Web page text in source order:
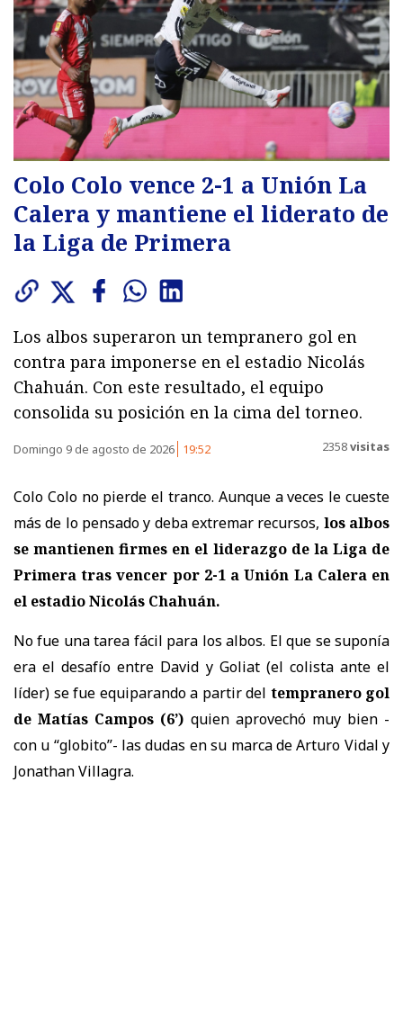
Colo Colo vence 2-1 a Unión La
Calera y mantiene el liderato de
la Liga de Primera
Los albos superaron un tempranero gol en
contra para imponerse en el estadio Nicolás
Chahuán. Con este resultado, el equipo
consolida su posición en la cima del torneo.
Domingo 9 de agosto de 2026 19:52 2358visitas
Colo Colo no pierde el tranco. Aunque a veces le cueste
más de lo pensado y deba extremar recursos, los albos
se mantienen firmes en el liderazgo de la Liga de
Primera tras vencer por 2-1 a Unión La Calera en
el estadio Nicolás Chahuán.
No fue una tarea fácil para los albos. El que se suponía
era el desafío entre David y Goliat (el colista ante el
líder) se fue equiparando a partir del tempranero gol
de Matías Campos (6’) quien aprovechó muy bien -
con u “globito”- las dudas en su marca de Arturo Vidal y
Jonathan Villagra.